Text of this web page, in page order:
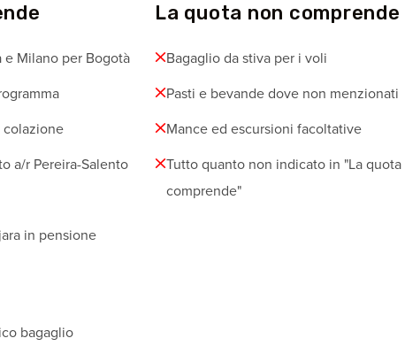
e Milano per Bogotà
a/r Pereira-Salento
in pensione
bagaglio
La quota non comprende
Bagaglio da stiva per i voli
Pasti e bevande dove non menzionati
Mance ed escursioni facoltative
Tutto quanto non indicato in "La quota
comprende"